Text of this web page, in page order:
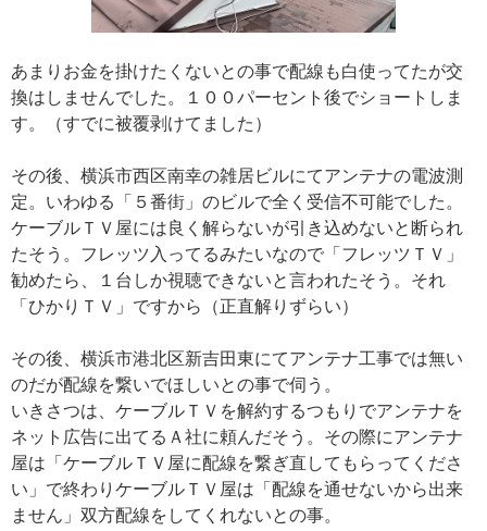
あまりお金を掛けたくないとの事で配線も白使ってたが交
換はしませんでした。１００パーセント後でショートしま
す。（すでに被覆剥けてました）
その後、横浜市西区南幸の雑居ビルにてアンテナの電波測
定。いわゆる「５番街」のビルで全く受信不可能でした。
ケーブルＴＶ屋には良く解らないが引き込めないと断られ
たそう。フレッツ入ってるみたいなので「フレッツＴＶ」
勧めたら、１台しか視聴できないと言われたそう。それ
「ひかりＴＶ」ですから（正直解りずらい）
その後、横浜市港北区新吉田東にてアンテナ工事では無い
のだが配線を繋いでほしいとの事で伺う。
いきさつは、ケーブルＴＶを解約するつもりでアンテナを
ネット広告に出てるＡ社に頼んだそう。その際にアンテナ
屋は「ケーブルＴＶ屋に配線を繋ぎ直してもらってくださ
い」で終わりケーブルＴＶ屋は「配線を通せないから出来
ません」双方配線をしてくれないとの事。